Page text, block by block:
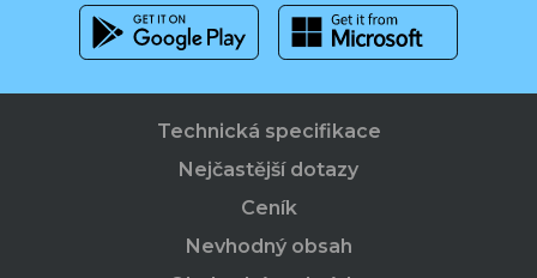
Technická specifikace
Nejčastější dotazy
Ceník
Nevhodný obsah